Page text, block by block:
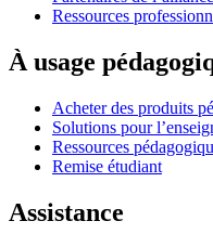
Ressources
À usage
Acheter des produits
Solutions pour
Ressources
Remise étudiant
Assistance